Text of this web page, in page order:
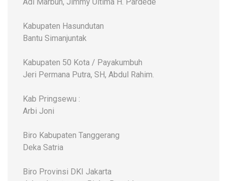
Kabupaten Hasundutan
Bantu Simanjuntak
Kabupaten 50 Kota / Payakumbuh
Jeri Permana Putra, SH, Abdul Rahim.
Kab Pringsewu :
Arbi Joni
Biro Kabupaten Tanggerang
Deka Satria
Biro Provinsi DKI Jakarta